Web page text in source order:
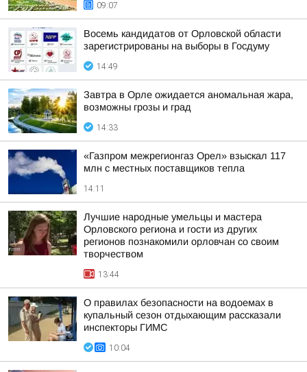
09:07
Восемь кандидатов от Орловской области
зарегистрированы на выборы в Госдуму
14:49
Завтра в Орле ожидается аномальная жара,
возможны грозы и град
14:33
«Газпром межрегионгаз Орел» взыскал 117
млн с местных поставщиков тепла
14:11
Лучшие народные умельцы и мастера
Орловского региона и гости из других
регионов познакомили орловчан со своим
творчеством
13:44
О правилах безопасности на водоемах в
купальный сезон отдыхающим рассказали
инспекторы ГИМС
10:04